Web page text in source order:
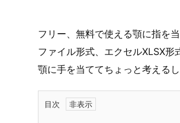
フリー、無料で使える顎に指を
ファイル形式、エクセルXLSX形
顎に手を当ててちょっと考える
目次